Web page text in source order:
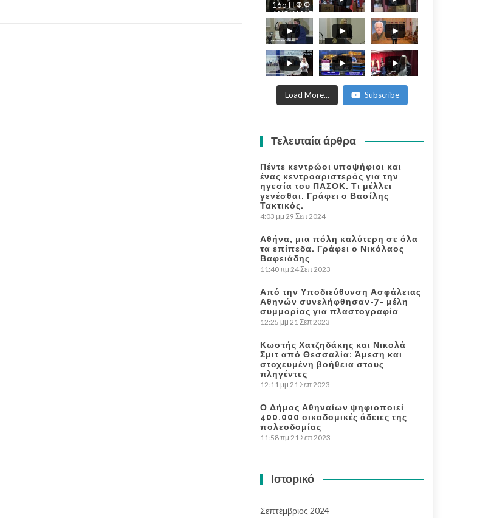
16o Π.Φ.Φ
ΑΝΘΗ ΜΑΡΙΑ -
ANTHI MARIA
WORLD
PHILOSOFICAL
FORUM.
Load More... Subscribe
Τελευταία άρθρα
Πέντε κεντρώοι υποψήφιοι και
ένας κεντροαριστερός για την
ηγεσία του ΠΑΣΟΚ. Τι μέλλει
γενέσθαι. Γράφει ο Βασίλης
Τακτικός.
4:03 μμ 29 Σεπ 2024
Αθήνα, μια πόλη καλύτερη σε όλα
τα επίπεδα. Γράφει ο Νικόλαος
Βαφειάδης
11:40 πμ 24 Σεπ 2023
Από την Υποδιεύθυνση Ασφάλειας
Αθηνών συνελήφθησαν-7- μέλη
συμμορίας για πλαστογραφία
12:25 μμ 21 Σεπ 2023
Κωστής Χατζηδάκης και Νικολά
Σμιτ από Θεσσαλία: Άμεση και
στοχευμένη βοήθεια στους
πληγέντες
12:11 μμ 21 Σεπ 2023
Ο Δήμος Αθηναίων ψηφιοποιεί
400.000 οικοδομικές άδειες της
πολεοδομίας
11:58 πμ 21 Σεπ 2023
Ιστορικό
Σεπτέμβριος 2024